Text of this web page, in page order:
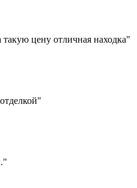
цену отличная находка"